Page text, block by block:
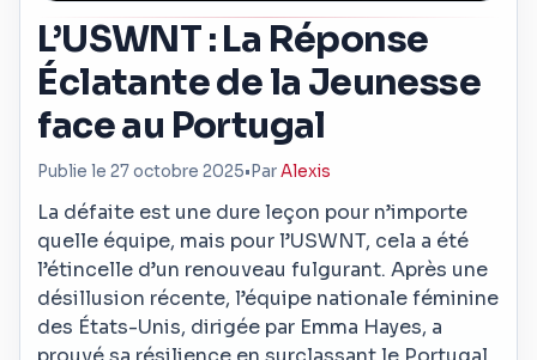
L’USWNT : La Réponse
Éclatante de la Jeunesse
face au Portugal
Publie le 27 octobre 2025• ParAlexis
La défaite est une dure leçon pour n’importe
quelle équipe, mais pour l’USWNT, cela a été
l’étincelle d’un renouveau fulgurant. Après une
désillusion récente, l’équipe nationale féminine
des États-Unis, dirigée par Emma Hayes, a